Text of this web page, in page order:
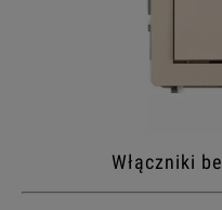
Włączniki